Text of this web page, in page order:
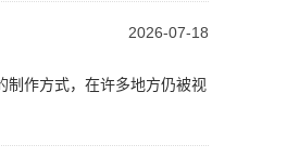
2026-07-18
制作方式，在许多地方仍被视